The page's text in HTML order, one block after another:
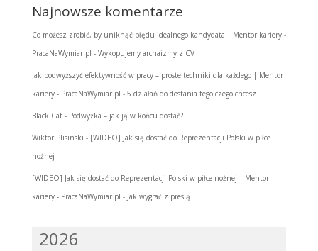
Najnowsze komentarze
Co możesz zrobić, by uniknąć błędu idealnego kandydata | Mentor kariery -
PracaNaWymiar.pl - Wykopujemy archaizmy z CV
Jak podwyższyć efektywność w pracy – proste techniki dla każdego | Mentor
kariery - PracaNaWymiar.pl - 5 działań do dostania tego czego chcesz
Black Cat- Podwyżka – jak ją w końcu dostać?
Wiktor Plisinski - [WIDEO] Jak się dostać do Reprezentacji Polski w piłce
nożnej
[WIDEO] Jak się dostać do Reprezentacji Polski w piłce nożnej | Mentor
kariery - PracaNaWymiar.pl - Jak wygrać z presją
2026